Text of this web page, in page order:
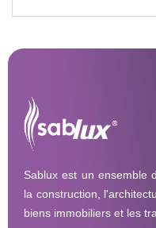
Sablux est un ensemble
la construction,
biens immobiliers et les